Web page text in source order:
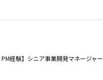
経験】シニア事業開発マネージャー